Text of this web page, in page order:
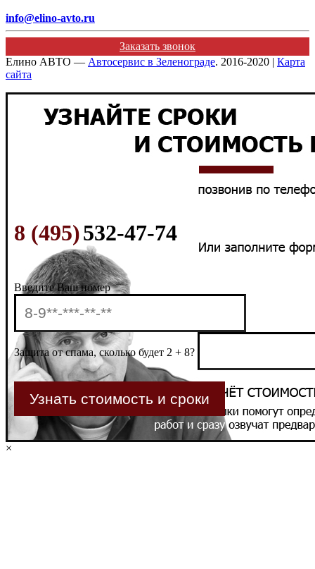
info@elino-avto.ru
Заказать звонок
Елино АВТО — Автосервис в Зеленограде. 2016-2020 | Карта
сайта
8 (495)532-47-74
Введите Ваш номер
Защита от спама, сколько будет 2 + 8?
×